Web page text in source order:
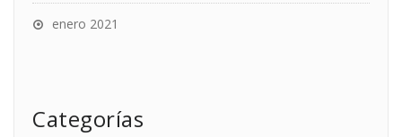
enero 2021
Categorías